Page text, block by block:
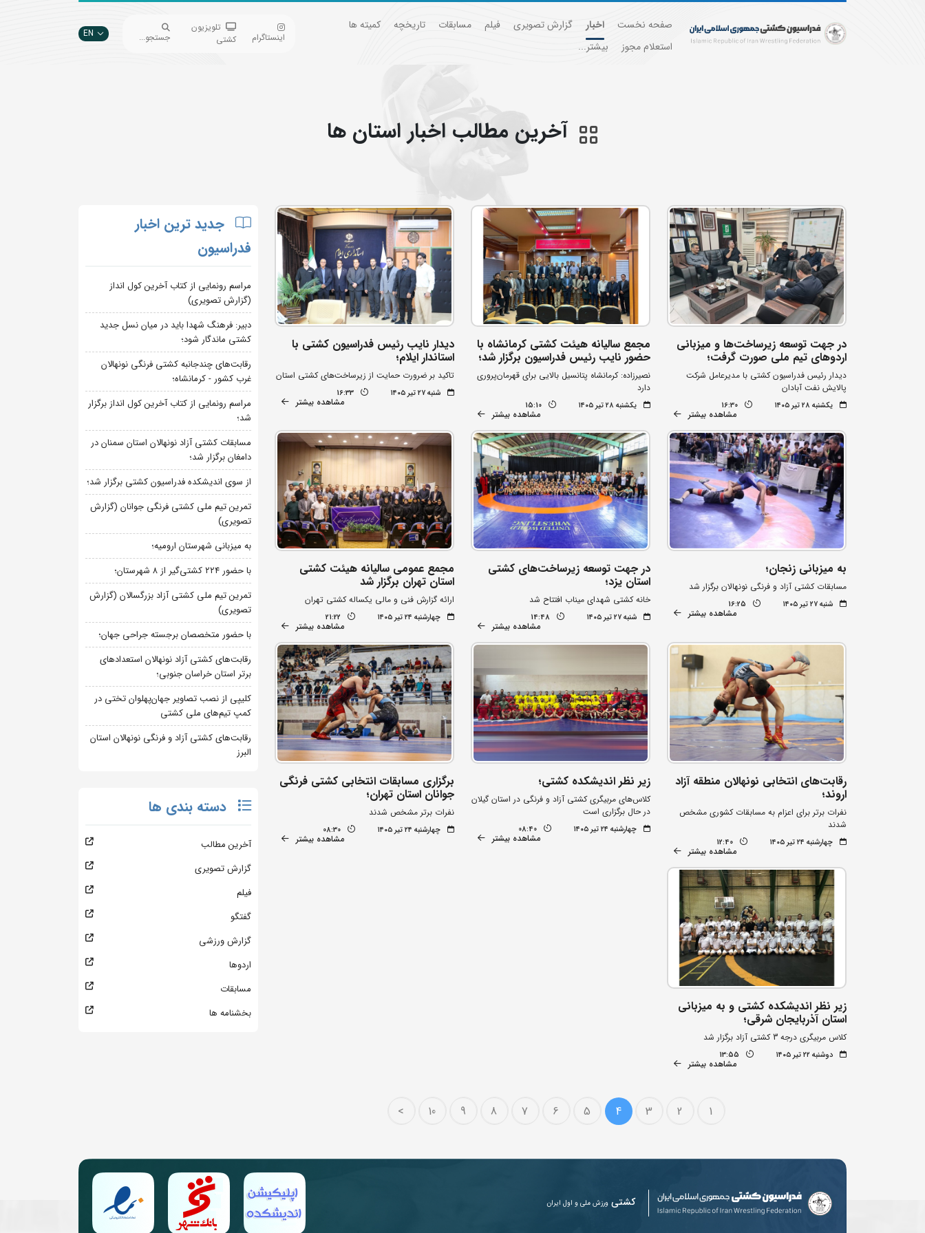
صفحه نخست اخبار گزارش تصویری فیلم مسابقات تاریخچه
کمیته ها
استعلام مجوز
بیشتر...
اینستاگرام
تلویزیون
کشتی
جستجو... EN
آخرین مطالب اخبار استان ها
در جهت توسعه زیرساخت‌ها و میزبانی
اردوهای تیم ملی صورت گرفت؛
دیدار رئیس فدراسیون کشتی با مدیرعامل شرکت
پالایش نفت آبادان
یکشنبه ۲۸ تیر ۱۴۰۵ 16:30
مشاهده بیشتر
مجمع سالیانه هیئت کشتی کرمانشاه با
حضور نایب رئیس فدراسیون برگزار شد؛
نصیرزاده: کرمانشاه پتانسیل بالایی برای قهرمان‌پروری
دارد
یکشنبه ۲۸ تیر ۱۴۰۵ 15:10
مشاهده بیشتر
دیدار نایب رئیس فدراسیون کشتی با
استاندار ایلام؛
تاکید بر ضرورت حمایت از زیرساخت‌های کشتی استان
شنبه ۲۷ تیر ۱۴۰۵ 16:33
مشاهده بیشتر
به میزبانی زنجان؛
مسابقات کشتی آزاد و فرنگی نونهالان برگزار شد
شنبه ۲۷ تیر ۱۴۰۵ 16:25
مشاهده بیشتر
در جهت توسعه زیرساخت‌های کشتی
استان یزد؛
خانه کشتی شهدای میناب افتتاح شد
شنبه ۲۷ تیر ۱۴۰۵ 14:48
مشاهده بیشتر
مجمع عمومی سالیانه هیئت کشتی
استان تهران برگزار شد
ارائه گزارش فنی و مالی یکساله کشتی تهران
چهارشنبه ۲۴ تیر ۱۴۰۵ 21:22
مشاهده بیشتر
رقابت‌های انتخابی نونهالان منطقه آزاد
اروند؛
نفرات برتر برای اعزام به مسابقات کشوری مشخص
شدند
چهارشنبه ۲۴ تیر ۱۴۰۵ 12:40
مشاهده بیشتر
زیر نظر اندیشکده کشتی؛
کلاس‌های مربیگری کشتی آزاد و فرنگی در استان گیلان
در حال برگزاری است
چهارشنبه ۲۴ تیر ۱۴۰۵ 08:40
مشاهده بیشتر
برگزاری مسابقات انتخابی کشتی فرنگی
جوانان استان تهران؛
نفرات برتر مشخص شدند
چهارشنبه ۲۴ تیر ۱۴۰۵ 08:30
مشاهده بیشتر
زیر نظر اندیشکده کشتی و به میزبانی
استان آذربایجان شرقی؛
کلاس مربیگری درجه 3 کشتی آزاد برگزار شد
دوشنبه ۲۲ تیر ۱۴۰۵ 13:55
مشاهده بیشتر
1
2
3
4
5
6
7
8
9
10
>
جدید ترین اخبار
فدراسیون
مراسم رونمایی از کتاب آخرین کول انداز
(گزارش تصویری)
دبیر: فرهنگ شهدا باید در میان نسل جدید
کشتی ماندگار شود؛
رقابت‌های چندجانبه کشتی فرنگی نونهالان
غرب کشور - کرمانشاه؛
مراسم رونمایی از کتاب آخرین کول انداز برگزار
شد؛
مسابقات کشتی آزاد نونهالان استان سمنان در
دامغان برگزار شد؛
از سوی اندیشکده فدراسیون کشتی برگزار شد؛
تمرین تیم ملی کشتی فرنگی جوانان (گزارش
تصویری)
به میزبانی شهرستان ارومیه؛
با حضور ۲۲۴ کشتی‌گیر از ۸ شهرستان؛
تمرین تیم ملی کشتی آزاد بزرگسالان (گزارش
تصویری)
با حضور متخصصان برجسته جراحی جهان؛
رقابت‌های کشتی آزاد نونهالان استعدادهای
برتر استان خراسان جنوبی؛
کلیپی از نصب تصاویر جهان‌پهلوان تختی در
کمپ تیم‌های ملی کشتی
رقابت‌های کشتی آزاد و فرنگی نونهالان استان
البرز
دسته بندی ها
آخرین مطالب
گزارش تصویری
فیلم
گفتگو
گزارش ورزشی
اردوها
مسابقات
بخشنامه ها
کشتی ورزش ملی و اول ایران